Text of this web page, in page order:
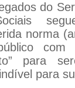
do
norma
com
para
para